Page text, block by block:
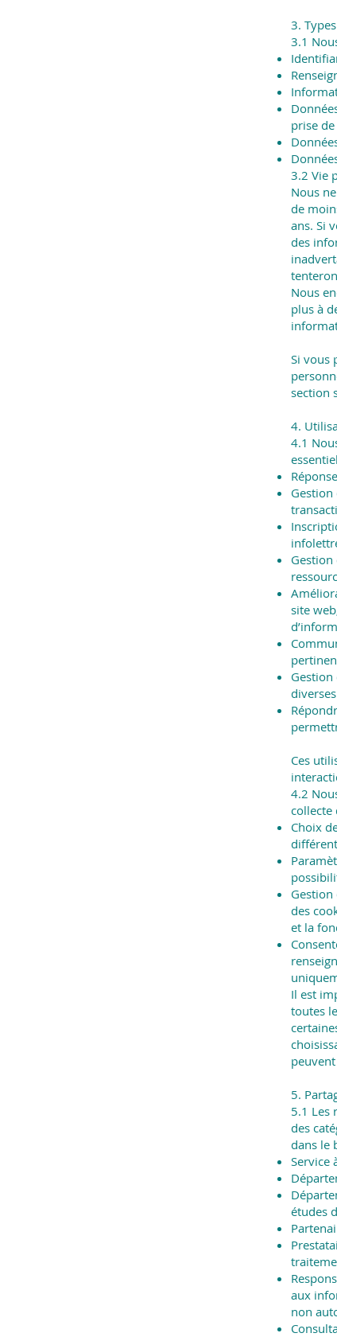
3.
3.1
prise
3.2 Vie
Nous
de
ans. Si
des
Nous
plus à
Si vous
section
4.
4.1
Gestion
site
Ces
4.2
collecte
Choix
des
et la
Il est
toutes
5.
5.1 Les
des
dans le
Service
études
aux
non